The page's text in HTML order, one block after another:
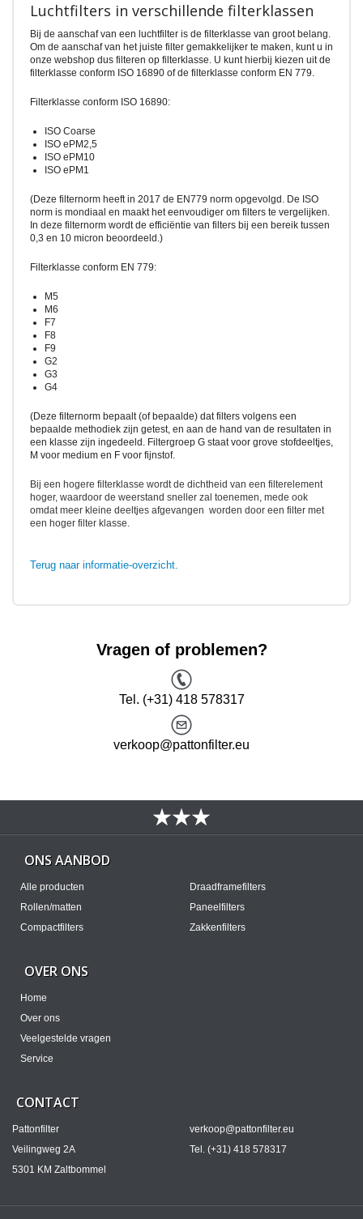
Luchtfilters in verschillende filterklassen
Bij de aanschaf van een luchtfilter is de filterklasse van groot belang.
Om de aanschaf van het juiste filter gemakkelijker te maken, kunt u in
onze webshop dus filteren op filterklasse. U kunt hierbij kiezen uit de
filterklasse conform ISO 16890 of de filterklasse conform EN 779.
Filterklasse conform ISO 16890:
ISO Coarse
ISO ePM2,5
ISO ePM10
ISO ePM1
(Deze filternorm heeft in 2017 de EN779 norm opgevolgd. De ISO
norm is mondiaal en maakt het eenvoudiger om filters te vergelijken.
In deze filternorm wordt de efficiëntie van filters bij een bereik tussen
0,3 en 10 micron beoordeeld.)
Filterklasse conform EN 779:
M5
M6
F7
F8
F9
G2
G3
G4
(Deze filternorm bepaalt (of bepaalde) dat filters volgens een
bepaalde methodiek zijn getest, en aan de hand van de resultaten in
een klasse zijn ingedeeld. Filtergroep G staat voor grove stofdeeltjes,
M voor medium en F voor fijnstof.
Bij een hogere filterklasse wordt de dichtheid van een filterelement
hoger, waardoor de weerstand sneller zal toenemen, mede ook
omdat meer kleine deeltjes afgevangen worden door een filter met
een hoger filter klasse.
Terug naar informatie-overzicht.
Vragen of problemen?
Tel. (+31) 418 578317
verkoop@pattonfilter.eu
ONS AANBOD
Alle producten
Rollen/matten
Compactfilters
Draadframefilters
Paneelfilters
Zakkenfilters
OVER ONS
Home
Over ons
Veelgestelde vragen
Service
CONTACT
Pattonfilter
Veilingweg 2A
5301 KM Zaltbommel
verkoop@pattonfilter.eu
Tel. (+31) 418 578317